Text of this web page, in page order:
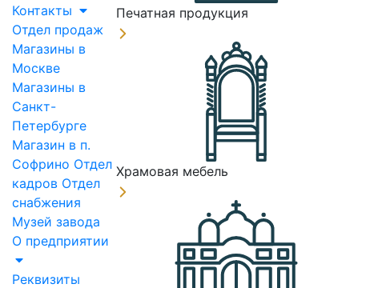
Контакты
Отдел продаж
Магазины в
Москве
Магазины в
Санкт-
Петербурге
Магазин в п.
Софрино Отдел
кадров Отдел
снабжения
Музей завода
О предприятии
Реквизиты
Печатная продукция
Храмовая мебель